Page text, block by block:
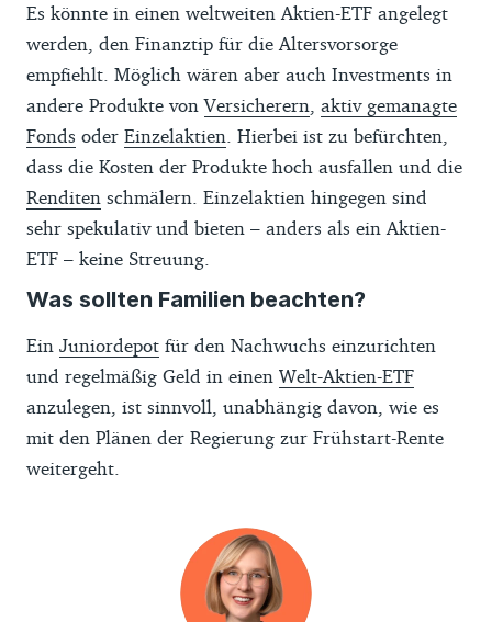
Konditionen eine Rolle: Verwahrgebühren,
Ordergebühren, Anzahl von
Handelsplätzen, Angebot der von Finanztip
empfohlenen ETFs, Sparplanfunktion,
Steuerinformationen oder Zinsen auf
erfolgen redaktionell unabhängig.
Das Depot von N26 wird aktuell mit null
Punkten bewertet. Grund dafür sind
Bank.
Die Auswahl der Depots erhebt keinen
Anspruch auf einen vollständigen
Marktüberblick. Wir nennen nur Depots,
die deutschlandweit eröffnen werden
bei denen (1) das Depot komplett online
eröffnet und geführt werden kann, (2) die
Depotführung kostenlos ist oder durch
Es könnte in einen weltweiten Aktien-ETF angelegt
werden, den Finanztip für die Altersvorsorge
empfiehlt. Möglich wären aber auch Investments in
andere Produkte vonVersicherern, aktiv gemanagte
Fonds oder Einzelaktien. Hierbei ist zu befürchten,
dass die Kosten der Produkte hoch ausfallen und die
Renditen schmälern. Einzelaktien hingegen sind
sehr spekulativ und bieten – anders als ein Aktien-
ETF – keine Streuung.
Was sollten Familien beachten?
Ein Juniordepot für den Nachwuchs einzurichten
und regelmäßig Geld in einen Welt-Aktien-ETF
anzulegen, ist sinnvoll, unabhängig davon, wie es
mit den Plänen der Regierung zur Frühstart-Rente
weitergeht.